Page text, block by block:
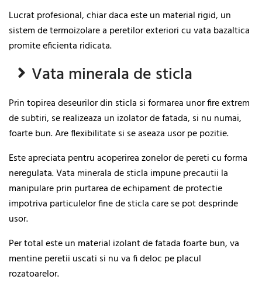
Lucrat profesional, chiar daca este un material rigid, un
sistem de termoizolare a peretilor exteriori cu vata bazaltica
promite eficienta ridicata.
Vata minerala de sticla
Prin topirea deseurilor din sticla si formarea unor fire extrem
de subtiri, se realizeaza un izolator de fatada, si nu numai,
foarte bun. Are flexibilitate si se aseaza usor pe pozitie.
Este apreciata pentru acoperirea zonelor de pereti cu forma
neregulata. Vata minerala de sticla impune precautii la
manipulare prin purtarea de echipament de protectie
impotriva particulelor fine de sticla care se pot desprinde
usor.
Per total este un material izolant de fatada foarte bun, va
mentine peretii uscati si nu va fi deloc pe placul
rozatoarelor.